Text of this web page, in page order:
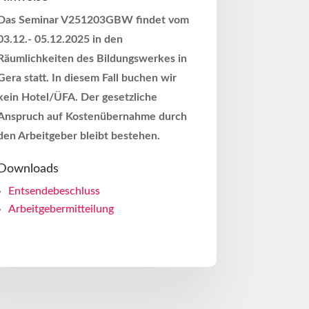
Seminar V251203GBW findet vom
05.12.2025 in den
des Bildungswerkes in
statt. In diesem Fall buchen wir
Hotel/ÜFA. Der gesetzliche
auf Kostenübernahme durch
Arbeitgeber bleibt bestehen.
Entsendebeschluss
Arbeitgebermitteilung